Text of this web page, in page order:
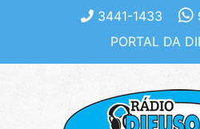
3441-1433
PORTAL DA